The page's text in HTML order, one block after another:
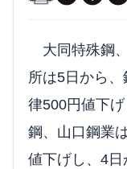
大同特殊鋼
所は5日から
律500円値下
鋼、山口鋼業
値下げし、4